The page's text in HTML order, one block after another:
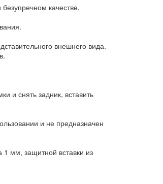
качестве,
внешнего вида.
и снять задник, вставить
и не предназначен
мм, защитной вставки из